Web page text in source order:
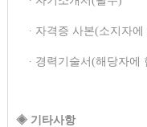
∙ 자격증 사본(소지자에
∙ 경력기술서(해당자에
◈ 기타사항